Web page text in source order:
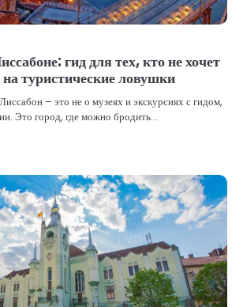
гид для тех, кто не хочет
туристические ловушки
– это не о музеях и экскурсиях с гидом,
Это город, где можно бродить…